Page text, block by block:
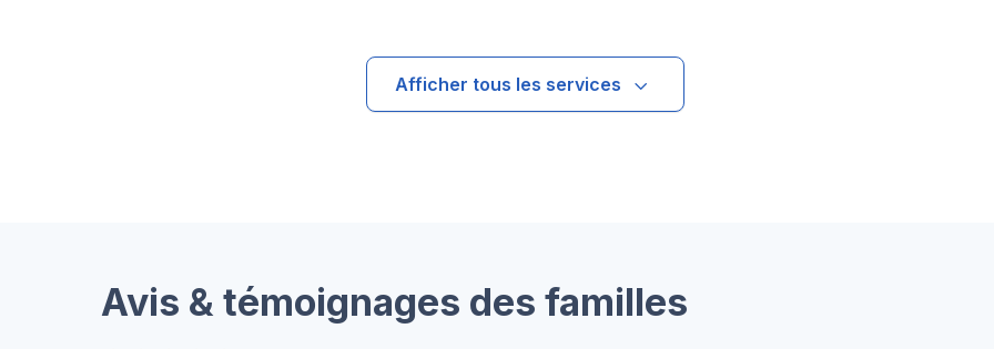
Afficher tous les services
Avis & témoignages des familles